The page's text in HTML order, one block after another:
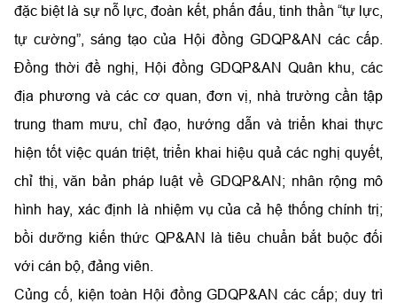
đặc biệt là sự nỗ lực, đoàn kết, phấn đấu, tinh thần “tự lực,
tự cường”, sáng tạo của Hội đồng GDQP&AN các cấp.
Đồng thời đề nghị , Hội đồng GDQP&AN Quân khu, các
địa phương và các cơ quan, đơn vị, nhà trường cần tập
trung tham mưu, chỉ đạo, hướng dẫn và triển khai thực
hiện tốt việc quán triệt, triển khai hiệu quả các nghị quyết,
chỉ thị, văn bản pháp luật về GDQP&AN; nhân rộng mô
hình hay, xác định là nhiệm vụ của cả hệ thống chính trị;
bồi dưỡng kiến thức QP&AN là tiêu chuẩn bắt buộc đối
với cán bộ, đảng viên.
Củng cố, kiện toàn Hội đồng GDQP&AN các cấp; duy trì